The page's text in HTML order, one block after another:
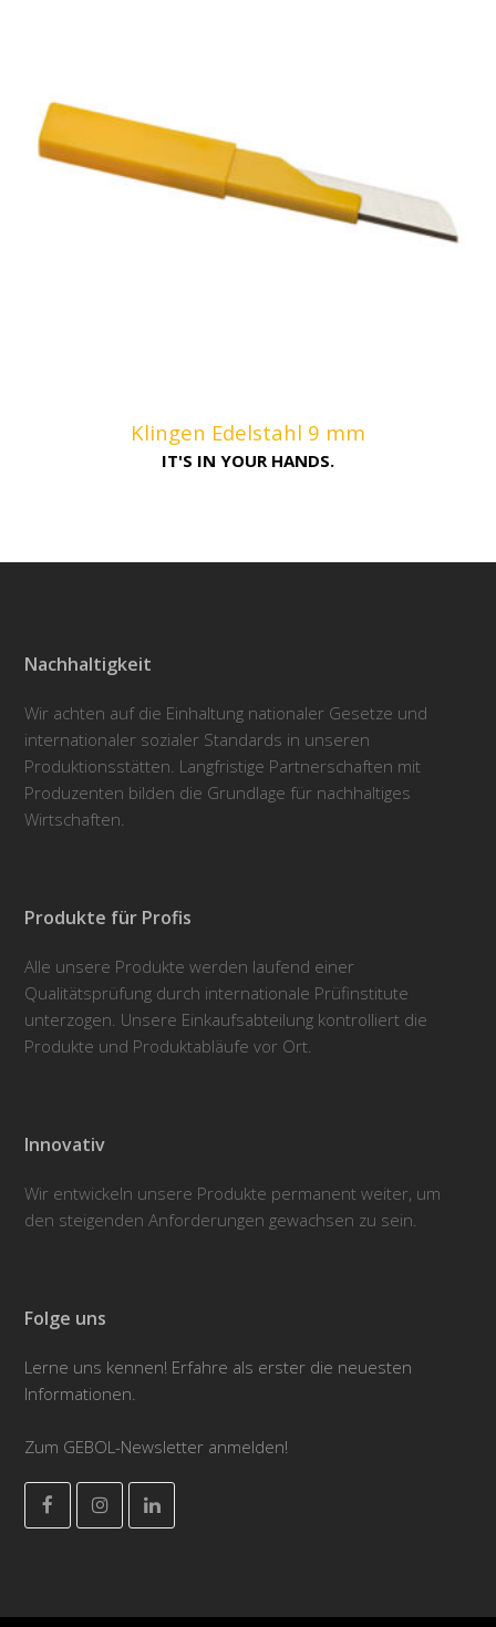
Klingen Edelstahl 9 mm
IT'S IN YOUR HANDS.
Nachhaltigkeit
Wir achten auf die Einhaltung nationaler Gesetze und
internationaler sozialer Standards in unseren
Produktionsstätten. Langfristige Partnerschaften mit
Produzenten bilden die Grundlage für nachhaltiges
Wirtschaften.
Produkte für Profis
Alle unsere Produkte werden laufend einer
Qualitätsprüfung durch internationale Prüfinstitute
unterzogen. Unsere Einkaufsabteilung kontrolliert die
Produkte und Produktabläufe vor Ort.
Innovativ
Wir entwickeln unsere Produkte permanent weiter, um
den steigenden Anforderungen gewachsen zu sein.
Folge uns
Lerne uns kennen! Erfahre als erster die neuesten
Informationen.
Zum GEBOL-Newsletter anmelden!
FacebookInstagramLinkedIn